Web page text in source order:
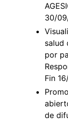
30/
salud
por
Fin
de